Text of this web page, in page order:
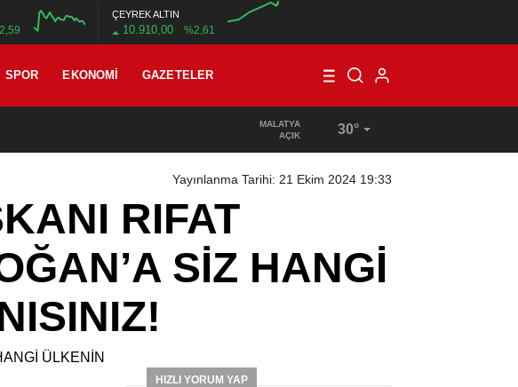
ÇEYREK ALTIN
10.910,00 %2,61
SPOR EKONOMI GAZETELER
MALATYA
AÇIK
30°
Yayınlanma Tarihi: 21 Ekim 2024 19:33
RIFAT
SİZ HANGİ
HIZLI YORUM YAP